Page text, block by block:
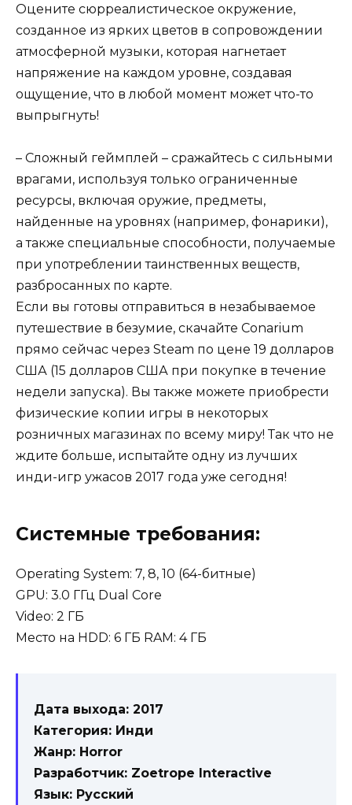
Оцените сюрреалистическое окружение,
созданное из ярких цветов в сопровождении
атмосферной музыки, которая нагнетает
напряжение на каждом уровне, создавая
ощущение, что в любой момент может что-то
выпрыгнуть!
– Сложный геймплей – сражайтесь с сильными
врагами, используя только ограниченные
ресурсы, включая оружие, предметы,
найденные на уровнях (например, фонарики),
а также специальные способности, получаемые
при употреблении таинственных веществ,
разбросанных по карте.
Если вы готовы отправиться в незабываемое
путешествие в безумие, скачайте Conarium
прямо сейчас через Steam по цене 19 долларов
США (15 долларов США при покупке в течение
недели запуска). Вы также можете приобрести
физические копии игры в некоторых
розничных магазинах по всему миру! Так что не
ждите больше, испытайте одну из лучших
инди-игр ужасов 2017 года уже сегодня!
Системные требования:
Operating System: 7, 8, 10 (64-битные)
GPU: 3.0 ГГц Dual Core
Video: 2 ГБ
Место на HDD: 6 ГБ RAM: 4 ГБ
Дата выхода: 2017
Категория: Инди
Жанр: Horror
Разработчик: Zoetrope Interactive
Язык: Русский